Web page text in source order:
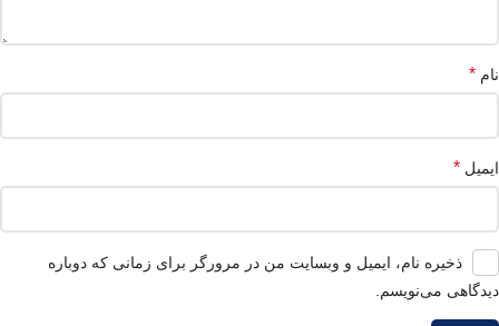
نام *
ایمیل *
ذخیره نام، ایمیل و وبسایت من در مرورگر برای زمانی که دوباره
دیدگاهی می‌نویسم.